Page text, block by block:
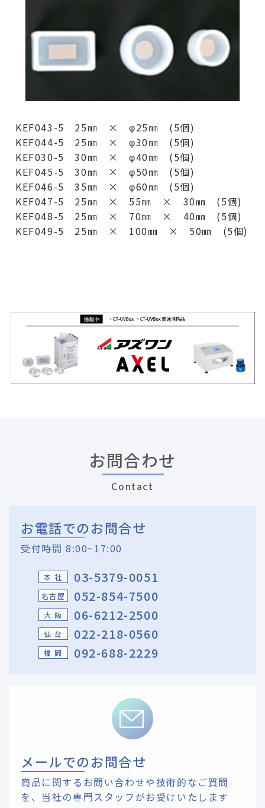
KEF043-5 25㎜ × φ25㎜ (5個)
KEF044-5 25㎜ × φ30㎜ (5個)
KEF030-5 30㎜ × φ40㎜ (5個)
KEF045-5 30㎜ × φ50㎜ (5個)
KEF046-5 35㎜ × φ60㎜ (5個)
KEF047-5 25㎜ × 55㎜ × 30㎜ (5個)
KEF048-5 25㎜ × 70㎜ × 40㎜ (5個)
KEF049-5 25㎜ × 100㎜ × 50㎜ (5個)
お問合わせ
Contact
お電話でのお問合せ
受付時間 8:00~17:00
本 社 03-5379-0051
名古屋 052-854-7500
大 阪 06-6212-2500
仙 台 022-218-0560
福 岡 092-688-2229
メールでのお問合せ
商品に関するお問い合わせや技術的なご質問
を、 当社の専門スタッフがお受けいたします